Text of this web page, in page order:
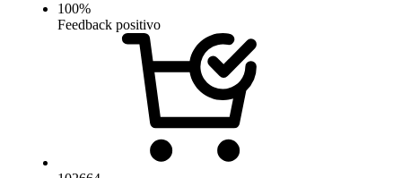
100%
Feedback positivo